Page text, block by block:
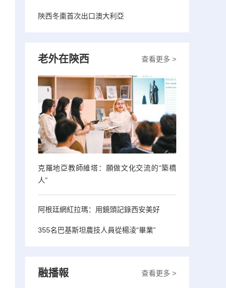
陝西冬棗首次出口澳大利亞
查看更多 >
老外在陝西
克羅地亞教師維塔：願做文化交流的“築橋
人”
阿根廷網紅拉瑪：用鏡頭記錄西安美好
355名巴基斯坦農技人員從楊淩“畢業”
查看更多 >
融播報